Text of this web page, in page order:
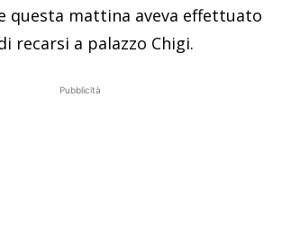
questa mattina aveva effettuato
recarsi a palazzo Chigi.
Pubblicità